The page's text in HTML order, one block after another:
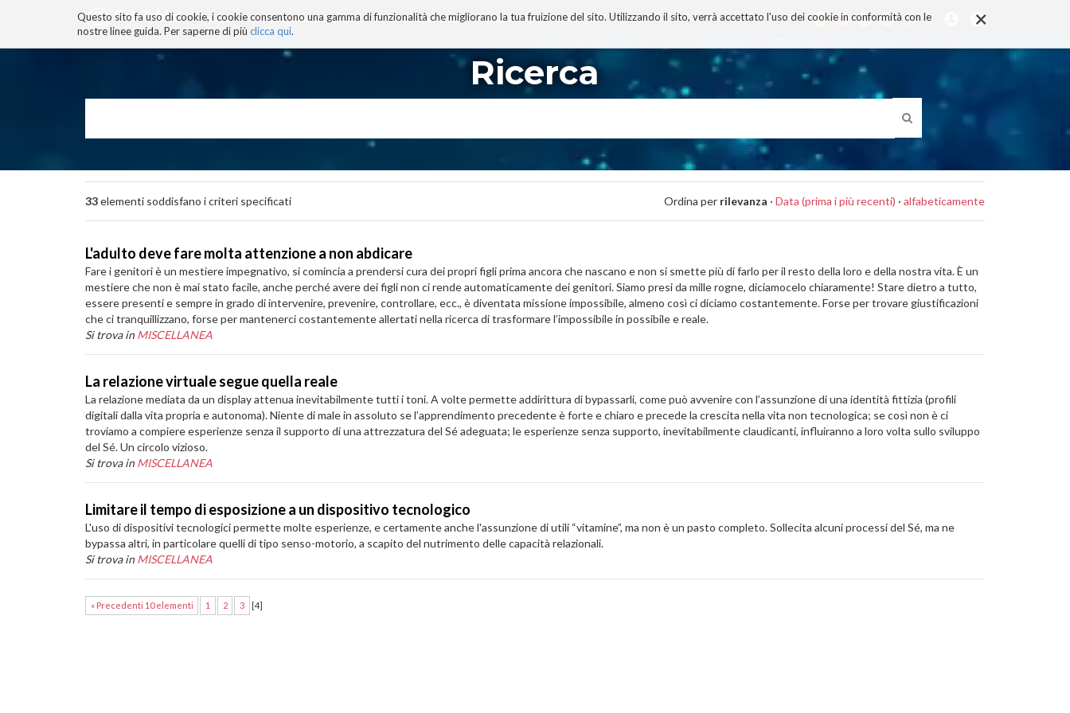
×
Questo sito fa uso di cookie, i cookie consentono una gamma di funzionalità che migliorano la tua fruizione del sito. Utilizzando il sito, verrà accettato l'uso dei cookie in conformità con le
nostre linee guida. Per saperne di più clicca qui.
BLOG TECNOCONSAPEVOLEZZA TECNOBIBLIOGRAFIA I MIEI LIBRI PROGETTO
navigazione
Ricerca
33elementi soddisfano i criteri specificati Ordina per rilevanza · Data (prima i più recenti) · alfabeticamente
L'adulto deve fare molta attenzione a non abdicare
Fare i genitori è un mestiere impegnativo, si comincia a prendersi cura dei propri figli prima ancora che nascano e non si smette più di farlo per il resto della loro e della nostra vita. È un
mestiere che non è mai stato facile, anche perché avere dei figli non ci rende automaticamente dei genitori. Siamo presi da mille rogne, diciamocelo chiaramente! Stare dietro a tutto,
essere presenti e sempre in grado di intervenire, prevenire, controllare, ecc., è diventata missione impossibile, almeno così ci diciamo costantemente. Forse per trovare giustificazioni
che ci tranquillizzano, forse per mantenerci costantemente allertati nella ricerca di trasformare l’impossibile in possibile e reale.
Si trova in MISCELLANEA
La relazione virtuale segue quella reale
La relazione mediata da un display attenua inevitabilmente tutti i toni. A volte permette addirittura di bypassarli, come può avvenire con l’assunzione di una identità fittizia (profili
digitali dalla vita propria e autonoma). Niente di male in assoluto se l’apprendimento precedente è forte e chiaro e precede la crescita nella vita non tecnologica; se così non è ci
troviamo a compiere esperienze senza il supporto di una attrezzatura del Sé adeguata; le esperienze senza supporto, inevitabilmente claudicanti, influiranno a loro volta sullo sviluppo
del Sé. Un circolo vizioso.
Si trova in MISCELLANEA
Limitare il tempo di esposizione a un dispositivo tecnologico
L'uso di dispositivi tecnologici permette molte esperienze, e certamente anche l'assunzione di utili “vitamine”, ma non è un pasto completo. Sollecita alcuni processi del Sé, ma ne
bypassa altri, in particolare quelli di tipo senso-motorio, a scapito del nutrimento delle capacità relazionali.
Si trova in MISCELLANEA
« Precedenti 10 elementi 1 2 3 [4]